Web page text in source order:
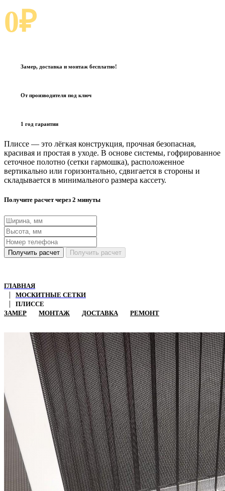
0₽
Замер, доставка и монтаж бесплатно!
От производителя под ключ
1 год гарантии
Плиссе — это лёгкая конструкция, прочная безопасная,
красивая и простая в уходе. В основе системы, гофрированное
сеточное полотно (сетки гармошка), расположенное
вертикально или горизонтально, сдвигается в стороны и
складывается в минимального размера кассету.
Получите расчет через 2 минуты
Получить расчет Получить расчет
ГЛАВНАЯ
МОСКИТНЫЕ СЕТКИ
ПЛИССЕ
ЗАМЕР
МОНТАЖ ДОСТАВКА РЕМОНТ